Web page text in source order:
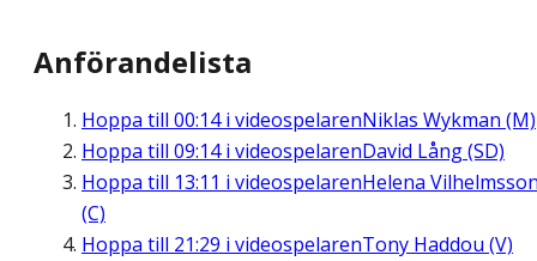
Anförandelista
Hoppa till 00:14i videospelarenNiklas Wykman (M)
Hoppa till 09:14i videospelarenDavid Lång (SD)
Hoppa till 13:11 i videospelarenHelena
(C)
Hoppa till 21:29 i videospelarenTony Haddou (V)